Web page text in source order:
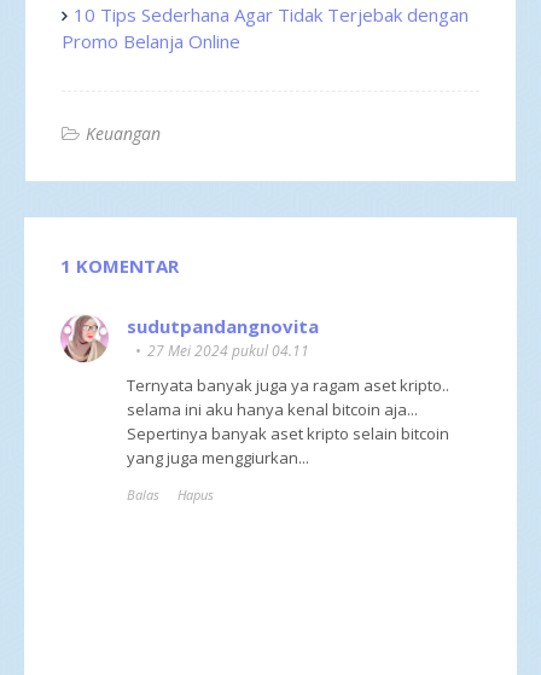
10 Tips Sederhana Agar Tidak Terjebak dengan
Promo Belanja Online
Keuangan
1 KOMENTAR
sudutpandangnovita
27 Mei 2024 pukul 04.11
Ternyata banyak juga ya ragam aset kripto..
selama ini aku hanya kenal bitcoin aja...
Sepertinya banyak aset kripto selain bitcoin
yang juga menggiurkan...
Balas Hapus